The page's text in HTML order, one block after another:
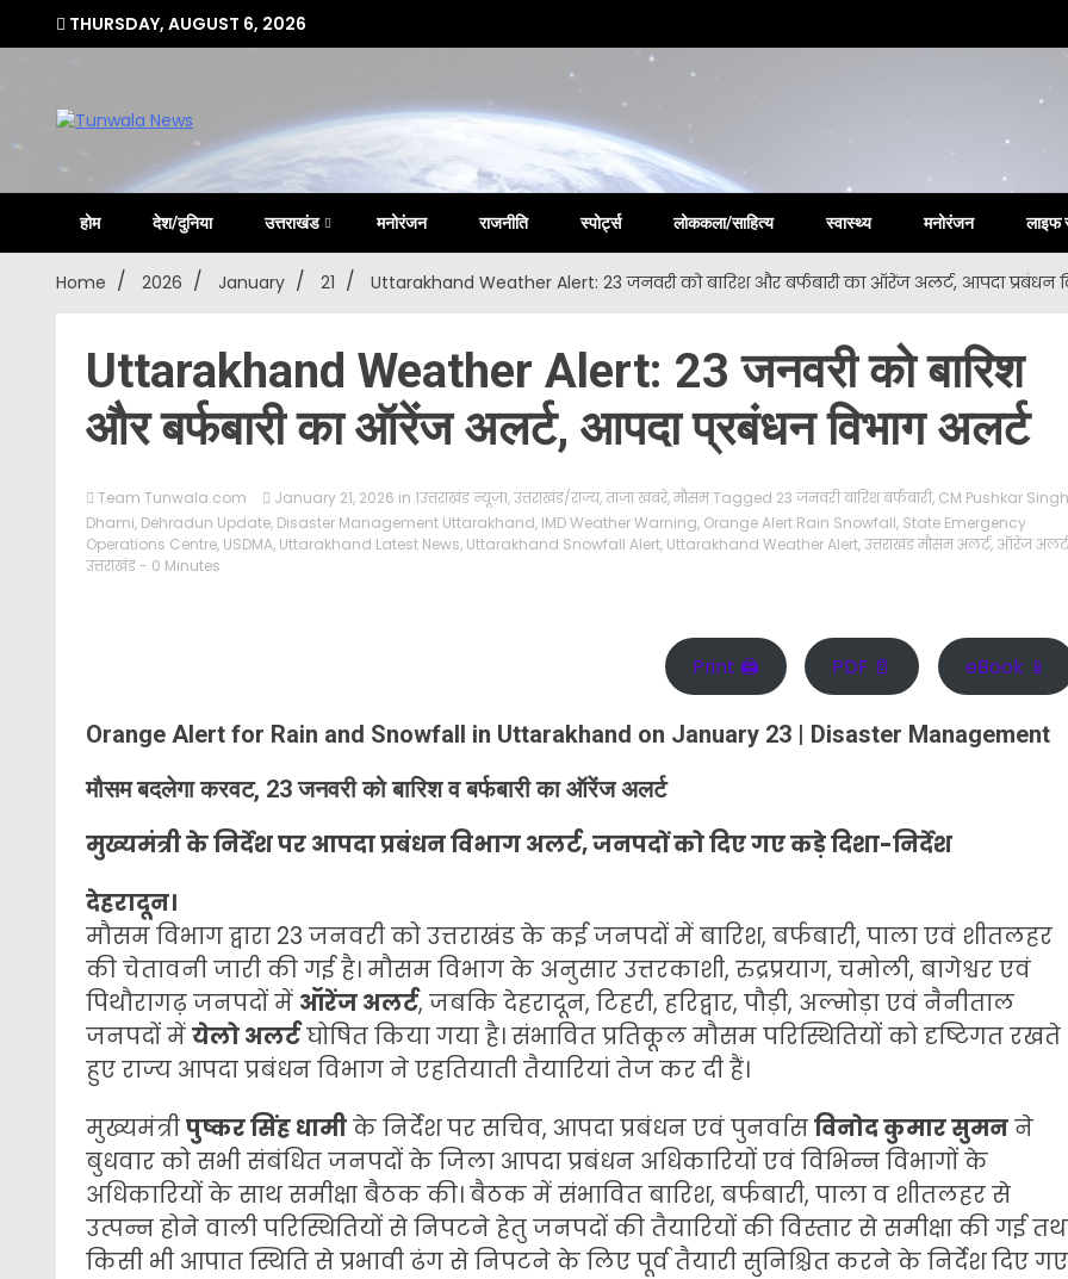
THURSDAY, AUGUST 6, 2026
Tunwala
Uttarakhand Hindi News Portal
होम देश/दुनिया उत्तराखंड मनोरंजन राजनीति स्पोर्ट्स लोककला/साहित्य स्वास्थ्य मनोरंजन लाइफ
Home 2026 January 21 Uttarakhand Weather Alert: 23 जनवरी को बारिश और बर्फबारी का ऑरेंज अलर्ट, आपदा प्रबंधन
Uttarakhand Weather Alert: 23 जनवरी को बारिश
और बर्फबारी का ऑरेंज अलर्ट, आपदा प्रबंधन विभाग अलर्ट
Team Tunwala.com January 21, 2026 in 1उत्तराखंड न्यूज़1,उत्तराखंड/राज्य,ताज़ा खबरे,मौसमTagged 23 जनवरी बारिश बर्फबारी, CM Pushkar Singh
Dhami, Dehradun Update, Disaster Management Uttarakhand, IMD Weather Warning, Orange Alert Rain Snowfall, State Emergency
Operations Centre, USDMA, Uttarakhand Latest News, Uttarakhand Snowfall Alert, Uttarakhand Weather Alert,उत्तराखंड मौसम अलर्ट, ऑरेंज अलर्ट
उत्तराखंड - 0 Minutes
Print 🖨 PDF 📄 eBook 📱
Orange Alert for Rain and Snowfall in Uttarakhand on January 23 | Disaster Management
मौसम बदलेगा करवट, 23 जनवरी को बारिश व बर्फबारी का ऑरेंज अलर्ट
मुख्यमंत्री के निर्देश पर आपदा प्रबंधन विभाग अलर्ट, जनपदों को दिए गए कड़े दिशा-निर्देश
देहरादून।
मौसम विभाग द्वारा 23 जनवरी को उत्तराखंड के कई जनपदों में बारिश, बर्फबारी, पाला एवं शीतलहर
की चेतावनी जारी की गई है। मौसम विभाग के अनुसार उत्तरकाशी, रुद्रप्रयाग, चमोली, बागेश्वर एवं
पिथौरागढ़ जनपदों में ऑरेंज अलर्ट, जबकि देहरादून, टिहरी, हरिद्वार, पौड़ी, अल्मोड़ा एवं नैनीताल
जनपदों मेंयेलो अलर्टघोषित किया गया है। संभावित प्रतिकूल मौसम परिस्थितियों को दृष्टिगत रखते
हुए राज्य आपदा प्रबंधन विभाग ने एहतियाती तैयारियां तेज कर दी हैं।
मुख्यमंत्रीपुष्कर सिंह धामीके निर्देश पर सचिव, आपदा प्रबंधन एवं पुनर्वासविनोद कुमार सुमनने
बुधवार को सभी संबंधित जनपदों के जिला आपदा प्रबंधन अधिकारियों एवं विभिन्न विभागों के
अधिकारियों के साथ समीक्षा बैठक की। बैठक में संभावित बारिश, बर्फबारी, पाला व शीतलहर से
उत्पन्न होने वाली परिस्थितियों से निपटने हेतु जनपदों की तैयारियों की विस्तार से समीक्षा की गई
किसी भी आपात स्थिति से प्रभावी ढंग से निपटने के लिए पूर्व तैयारी सुनिश्चित करने के निर्देश दिए